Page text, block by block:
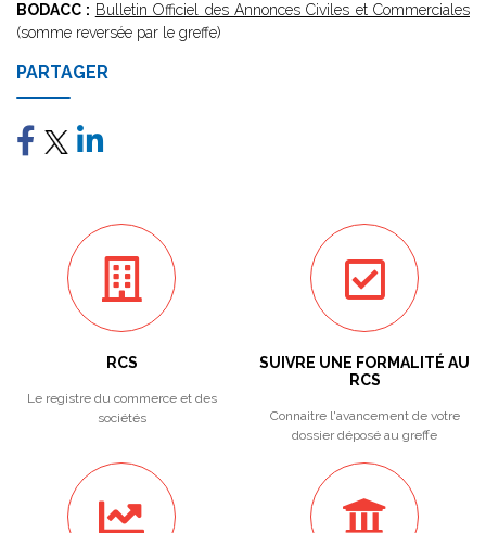
BODACC : Bulletin Officiel des Annonces Civiles et Commerciales
(somme reversée par le greffe)
PARTAGER
RCS
Le registre du commerce et des
sociétés
SUIVRE UNE FORMALITÉ AU
RCS
Connaitre l'avancement de votre
dossier déposé au greffe